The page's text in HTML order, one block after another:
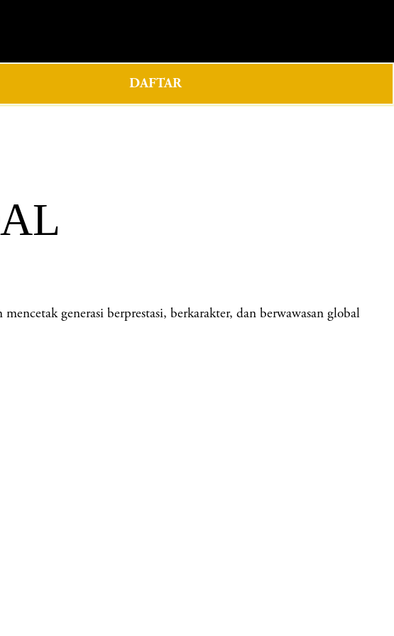
DAFTAR
generasi berprestasi, berkarakter, dan berwawasan global